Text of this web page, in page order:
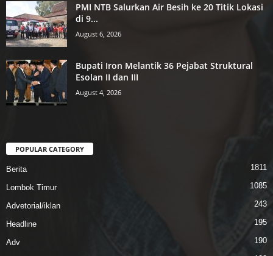
PMI NTB Salurkan Air Besih ke 20 Titik Lokasi
di 9...
August 6, 2026
Bupati Iron Melantik 36 Pejabat Struktural
Esolan II dan III
August 4, 2026
POPULAR CATEGORY
Berita 1811
Lombok Timur 1085
Advetorial/iklan 243
Headline 195
Adv
190